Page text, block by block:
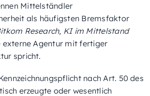
Mittelständler
als häufigsten Bremsfaktor
Research, KI im Mittelstand
externe Agentur mit fertiger
spricht.
nach Art. 50 des
erzeugte oder wesentlich